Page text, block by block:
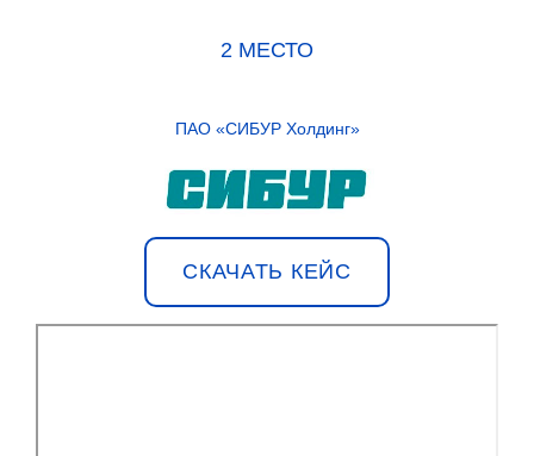
2 МЕСТО
ПАО «СИБУР Холдинг»
СКАЧАТЬ КЕЙС